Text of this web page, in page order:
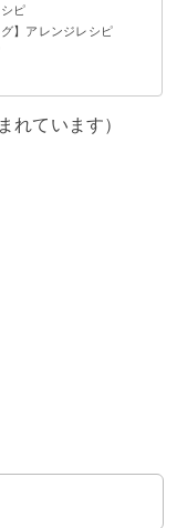
ピ
】アレンジレシピ
れています）